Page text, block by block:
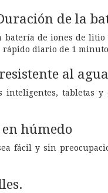
de la
batería de iones de
diario de 1
al agua
tabletas
húmedo
fácil y sin